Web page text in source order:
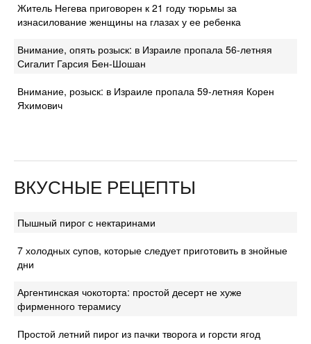
Житель Негева приговорен к 21 году тюрьмы за
изнасилование женщины на глазах у ее ребенка
Внимание, опять розыск: в Израиле пропала 56-летняя
Сигалит Гарсия Бен-Шошан
Внимание, розыск: в Израиле пропала 59-летняя Корен
Яхимович
ВКУСНЫЕ РЕЦЕПТЫ
Пышный пирог с нектаринами
7 холодных супов, которые следует приготовить в знойные
дни
Аргентинская чокоторта: простой десерт не хуже
фирменного терамису
Простой летний пирог из пачки творога и горсти ягод